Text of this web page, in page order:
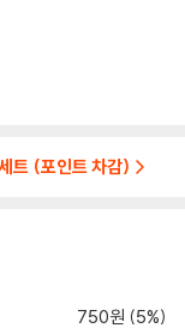
트 (포인트 차감)
750원 (5%)